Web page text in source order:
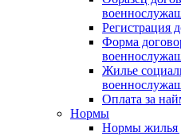
Регистрация
Форма
Жилье
Оплата за
Нормы
Нормы жилья